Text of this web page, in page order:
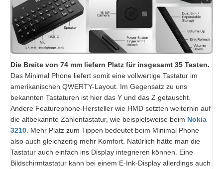
Die Breite von 74 mm liefern Platz für insgesamt 35 Tasten.
Das Minimal Phone liefert somit eine vollwertige Tastatur im
amerikanischen QWERTY-Layout. Im Gegensatz zu uns
bekannten Tastaturen ist hier das Y und das Z getauscht.
Andere Featurephone-Hersteller wie HMD setzten weiterhin auf
die altbekannte Zahlentastatur, wie beispielsweise beim Nokia
3210 . Mehr Platz zum Tippen bedeutet beim Minimal Phone
also auch gleichzeitig mehr Komfort. Natürlich hätte man die
Tastatur auch einfach ins Display integrieren können. Eine
Bildschirmtastatur kann bei einem E-Ink-Display allerdings auch